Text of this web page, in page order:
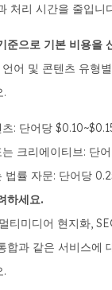
처리 시간을 줄입니
준으로 기본 비용을
어 및 콘텐츠 유형
.
: 단어당
크리에이티브: 단
법률 자문: 단어당
하세요.
티미디어 현지화,
합과 같은 서비스에
.